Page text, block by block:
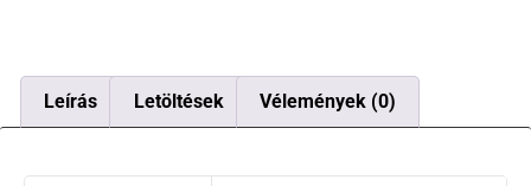
Leírás Letöltések Vélemények (0)